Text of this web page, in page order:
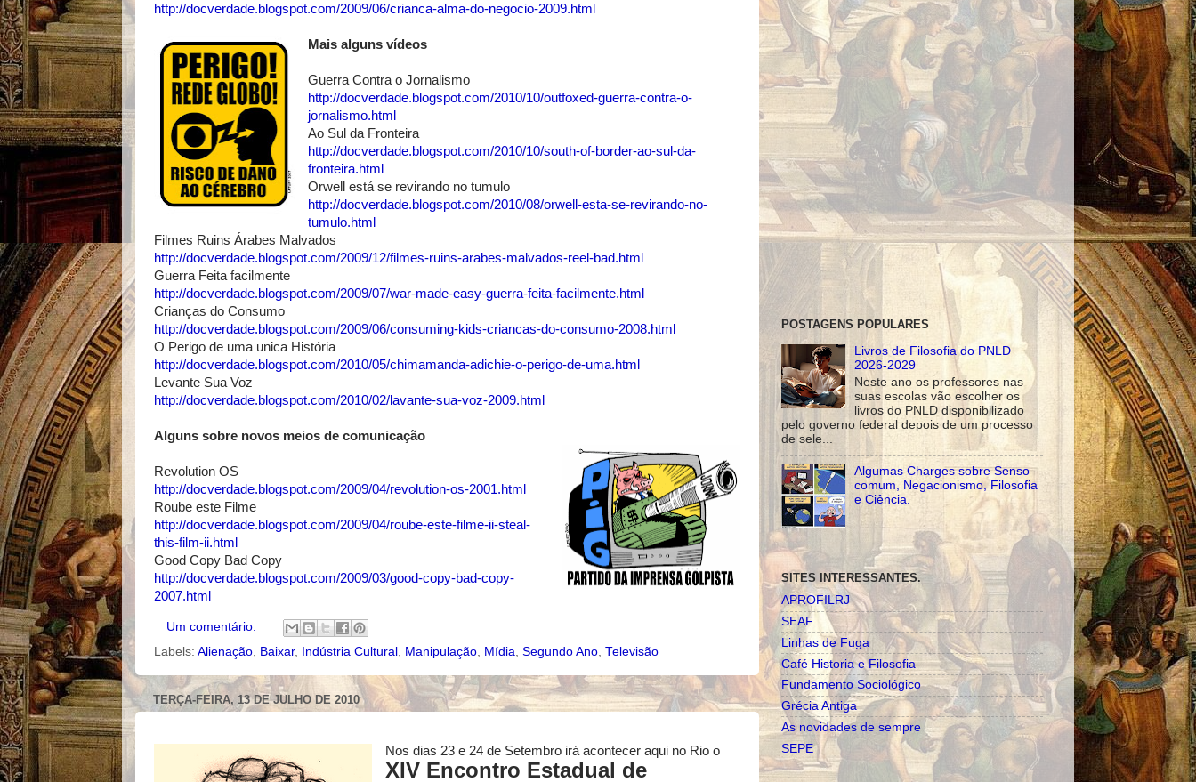
http://docverdade.blogspot.com/2009/06/crianca-alma-do-negocio-2009.html
Mais alguns vídeos
Guerra Contra o Jornalismo
http://docverdade.blogspot.com/2010/10/outfoxed-guerra-contra-o-
jornalismo.html
Ao Sul da Fronteira
http://docverdade.blogspot.com/2010/10/south-of-border-ao-sul-da-
fronteira.html
Orwell está se revirando no tumulo
http://docverdade.blogspot.com/2010/08/orwell-esta-se-revirando-no-
tumulo.html
Filmes Ruins Árabes Malvados
http://docverdade.blogspot.com/2009/12/filmes-ruins-arabes-malvados-reel-bad.html
Guerra Feita facilmente
http://docverdade.blogspot.com/2009/07/war-made-easy-guerra-feita-facilmente.html
Crianças do Consumo
http://docverdade.blogspot.com/2009/06/consuming-kids-criancas-do-consumo-2008.html
O Perigo de uma unica História
http://docverdade.blogspot.com/2010/05/chimamanda-adichie-o-perigo-de-uma.html
Levante Sua Voz
http://docverdade.blogspot.com/2010/02/lavante-sua-voz-2009.html
Alguns sobre novos meios de comunicação
Revolution OS
http://docverdade.blogspot.com/2009/04/revolution-os-2001.html
Roube este Filme
http://docverdade.blogspot.com/2009/04/roube-este-filme-ii-steal-
this-film-ii.html
Good Copy Bad Copy
http://docverdade.blogspot.com/2009/03/good-copy-bad-copy-
2007.html
Um comentário:
Labels: Alienação Baixar, Indústria Cultural Manipulação Mídia Segundo Ano Televisão
TERÇA-FEIRA, 13 DE JULHO DE 2010
Nos dias 23 e 24 de Setembro irá acontecer aqui no Rio o
XIV Encontro Estadual de
POSTAGENS POPULARES
Livros de Filosofia do PNLD
2026-2029
Neste ano os professores nas
suas escolas vão escolher os
livros do PNLD disponibilizado
pelo governo federal depois de um processo
de sele...
Algumas Charges sobre Senso
comum, Negacionismo, Filosofia
e Ciência.
SITES INTERESSANTES.
APROFILRJ
SEAF
Linhas de Fuga
Café Historia e Filosofia
Fundamento Sociológico
Grécia Antiga
As novidades de sempre
SEPE